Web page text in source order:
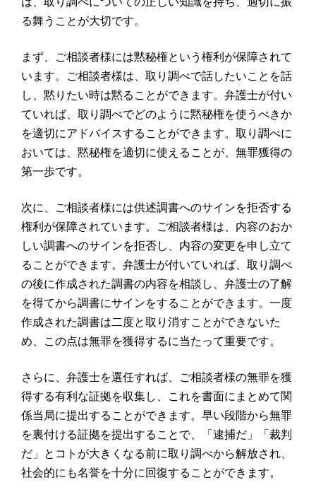
る舞うことが大切です。
まず、ご相談者様には黙秘権という権利が保障されて
います。ご相談者様は、取り調べで話したいことを話
し、黙りたい時は黙ることができます。弁護士が付い
ていれば、取り調べでどのように黙秘権を使うべきか
を適切にアドバイスすることができます。取り調べに
おいては、黙秘権を適切に使えることが、無罪獲得の
第一歩です。
次に、ご相談者様には供述調書へのサインを拒否する
権利が保障されています。ご相談者様は、内容のおか
しい調書へのサインを拒否し、内容の変更を申し立て
ることができます。弁護士が付いていれば、取り調べ
の後に作成された調書の内容を相談し、弁護士の了解
を得てから調書にサインをすることができます。一度
作成された調書は二度と取り消すことができないた
め、この点は無罪を獲得するに当たって重要です。
さらに、弁護士を選任すれば、ご相談者様の無罪を獲
得する有利な証拠を収集し、これを書面にまとめて関
係当局に提出することができます。早い段階から無罪
を裏付ける証拠を提出することで、「逮捕だ」「裁判
だ」とコトが大きくなる前に取り調べから解放され、
社会的にも名誉を十分に回復することができます。